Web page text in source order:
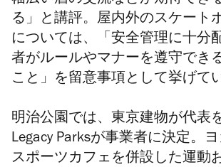
る」と講評。屋内外のスケート
については、「安全管理に十分
者がルールやマナーを遵守でき
こと」を留意事項として挙げて
明治公園では、東京建物が代表
Legacy Parksが事業者に決定。
スポーツカフェを併設した運動